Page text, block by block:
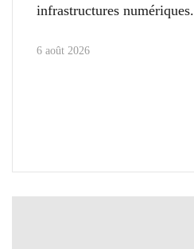
infrastructures numériques.
6 août 2026